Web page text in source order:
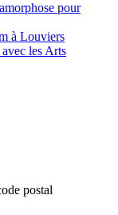
pour
à Louviers
les Arts
postal